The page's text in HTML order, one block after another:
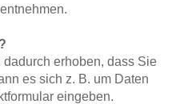
dadurch erhoben, dass Sie
es sich z. B. um Daten
eingeben.